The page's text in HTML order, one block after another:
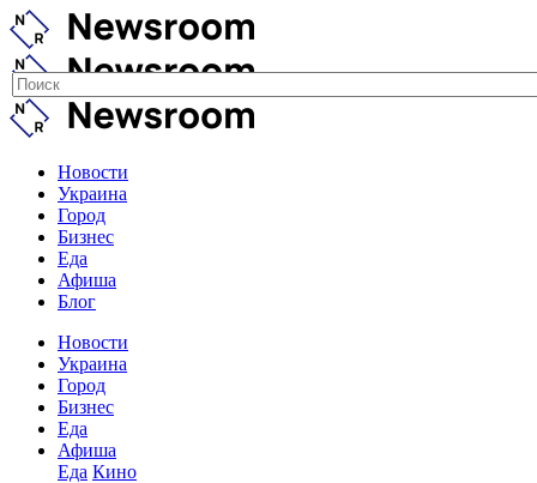
Новости
Украина
Город
Бизнес
Еда
Афиша
Блог
Новости
Украина
Город
Бизнес
Еда
Афиша
Еда Кино